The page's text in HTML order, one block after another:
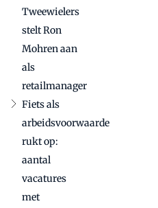
Tweewielers
stelt Ron
Mohren aan
als
retailmanager
Fiets als
arbeidsvoorwaarde
rukt op:
aantal
vacatures
met